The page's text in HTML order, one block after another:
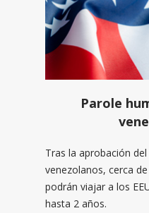
Parole
Tras la aprobación
venezolanos, cerca
podrán viajar a los
hasta 2 años.